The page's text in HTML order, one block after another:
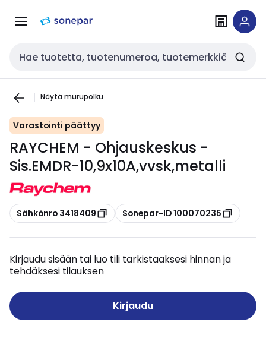
navigointiinsisältöön
Haku
Näytä murupolku
Varastointi päättyy
RAYCHEM - Ohjauskeskus -
Sis.EMDR-10,9x10A,vvsk,metalli
Kopioi
Sähkönro 3418409 Kopioi
Sonepar-ID 100070235
Kirjaudu sisään tai luo tili tarkistaaksesi hinnan ja
tehdäksesi tilauksen
Kirjaudu